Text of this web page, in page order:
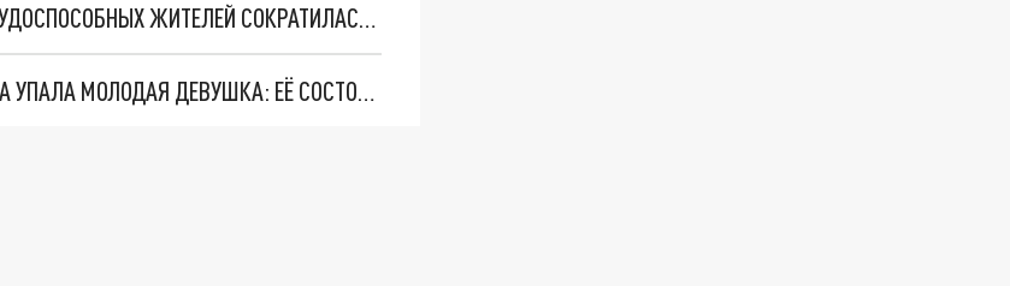
В НИЖЕГОРОДСКОЙ ОБЛАСТИ СМЕРТНОСТЬ СРЕДИ ТРУДОСПОСОБНЫХ ЖИТЕЛЕЙ СОКРАТИЛАСЬ НА 16,3% В ЯНВАРЕ
В НИЖНЕМ НОВГОРОДЕ НА ЗЕЛЕНСКИЙ СЪЕЗД С МОСТА УПАЛА МОЛОДАЯ ДЕВУШКА: ЕЁ СОСТОЯНИЕ НЕИЗВЕСТНО